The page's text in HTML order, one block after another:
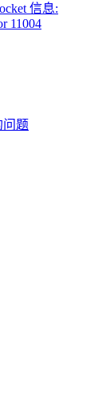
信息:
11004
问题